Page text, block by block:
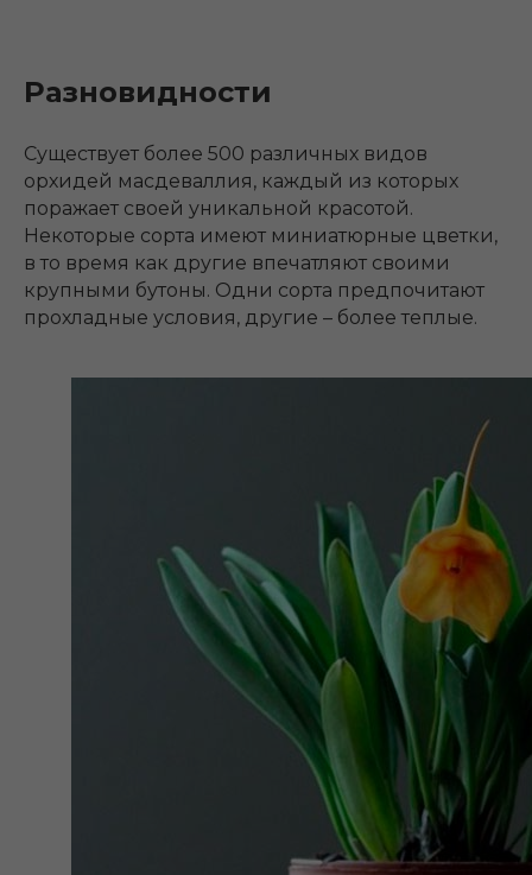
Разновидности
Существует более 500 различных видов
орхидей масдеваллия, каждый из которых
поражает своей уникальной красотой.
Некоторые сорта имеют миниатюрные цветки,
в то время как другие впечатляют своими
крупными бутоны. Одни сорта предпочитают
прохладные условия, другие – более теплые.